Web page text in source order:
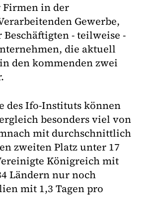
Firmen in der
Gewerbe,
Beschäftigten - teilweise -
die aktuell
den kommenden zwei
des Ifo-Instituts können
besonders viel von
mit durchschnittlich
zweiten Platz unter 17
Königreich mit
Ländern nur noch
mit 1,3 Tagen pro